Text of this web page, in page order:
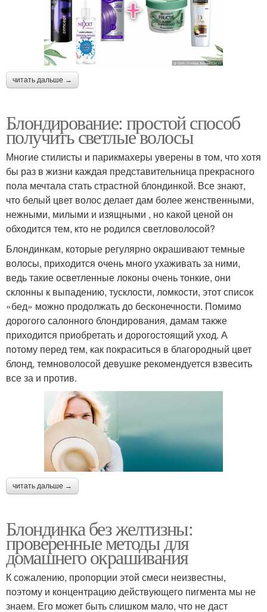
читать дальше →
Блондирование: простой способ
получить светлые волосы
Многие стилисты и парикмахеры уверены в том, что хотя
бы раз в жизни каждая представительница прекрасного
пола мечтала стать страстной блондинкой. Все знают,
что белый цвет волос делает дам более женственными,
нежными, милыми и изящными , но какой ценой он
обходится тем, кто не родился светловолосой?
Блондинкам, которые регулярно окрашивают темные
волосы, приходится очень много ухаживать за ними,
ведь такие осветленные локоны очень тонкие, они
склонны к выпадению, тусклости, ломкости, этот список
«бед» можно продолжать до бесконечности. Помимо
дорогого салонного блондирования, дамам также
приходится приобретать и дорогостоящий уход. А
потому перед тем, как покраситься в благородный цвет
блонд, темноволосой девушке рекомендуется взвесить
все за и против.
читать дальше →
Блондинка без желтизны:
проверенные методы для
домашнего окрашивания
К сожалению, пропорции этой смеси неизвестны,
поэтому и концентрацию действующего пигмента мы не
знаем. Его может быть слишком мало, что не даст